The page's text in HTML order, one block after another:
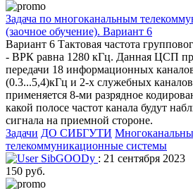
Задача по многоканальным
(заочное обучение). Вариант 6
Вариант 6 Тактовая частота
- ВРК равна 1280 кГц. Данная ЦСП
передачи 18 информационных
(0.3...5,4)кГц и 2-х служебных
применяется 8-ми разрядное
какой полосе частот канала будут
сигнала на приемной стороне.
Задачи ДО СИБГУТИ
телекоммуникационные системы
SibGOODy : 21 сентября 2023
150 руб.